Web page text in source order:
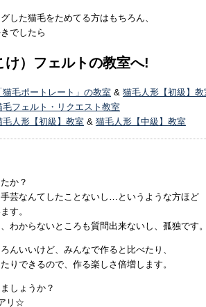
した猫毛をためてる方はもちろん、
でしたら
）フェルトの教室へ!
猫毛ポートレート」の教室 & 猫毛人形【初級】教
毛フェルト・リクエスト教室
毛人形【初級】教室 & 猫毛人形【中級】教室
か？
芸なんてしたことないし…というような方ほど
す。
わからないところも質問出来ないし、孤独です。
んいいけど、みんなで作ると比べたり、
りできるので、作る楽しさ倍増します。
しょうか？
リ☆